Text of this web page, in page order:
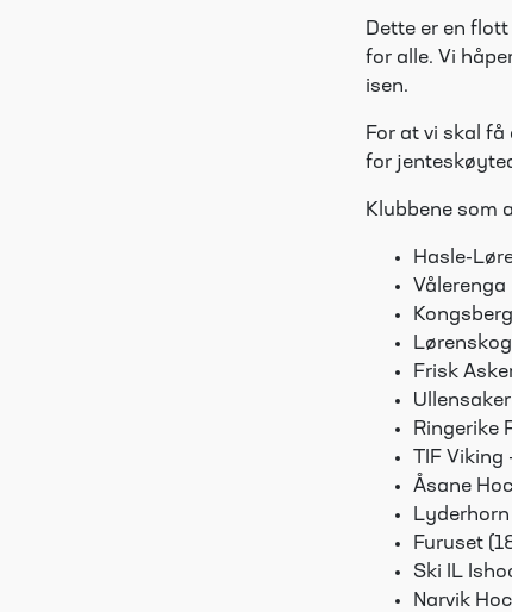
Dette er en
for alle. Vi
isen.
For at vi skal
for
Klubbene som
Hasle-
Vålerenga
Frisk
Ringerike
TIF
Åsane
Furuset
Ski IL
Narvik